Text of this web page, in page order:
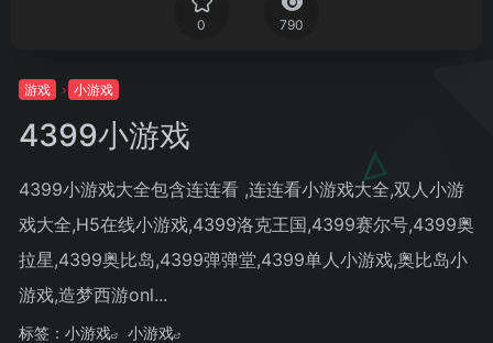
0 790
游戏 小游戏
4399小游戏
4399小游戏大全包含连连看 ,连连看小游戏大全,双人小游
戏大全,H5在线小游戏,4399洛克王国,4399赛尔号,4399奥
拉星,4399奥比岛,4399弹弹堂,4399单人小游戏,奥比岛小
游戏,造梦西游onl...
标签： 小游戏
小游戏